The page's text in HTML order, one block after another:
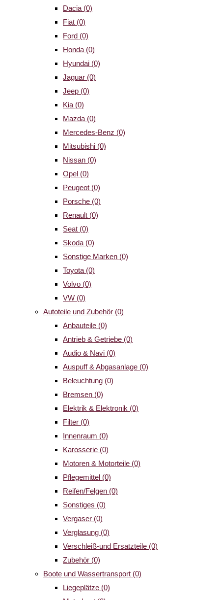
Dacia (0)
Fiat (0)
Ford (0)
Honda (0)
Hyundai (0)
Jaguar (0)
Jeep (0)
Kia (0)
Mazda (0)
Mercedes-Benz (0)
Mitsubishi (0)
Nissan (0)
Opel (0)
Peugeot (0)
Porsche (0)
Renault (0)
Seat (0)
Skoda (0)
Sonstige Marken (0)
Toyota (0)
Volvo (0)
VW (0)
Autoteile und Zubehör (0)
Anbauteile (0)
Antrieb & Getriebe (0)
Audio & Navi (0)
Auspuff & Abgasanlage (0)
Beleuchtung (0)
Bremsen (0)
Elektrik & Elektronik (0)
Filter (0)
Innenraum (0)
Karosserie (0)
Motoren & Motorteile (0)
Pflegemittel (0)
Reifen/Felgen (0)
Sonstiges (0)
Vergaser (0)
Verglasung (0)
Verschleiß-und Ersatzteile (0)
Zubehör (0)
Boote und Wassertransport (0)
Liegeplätze (0)